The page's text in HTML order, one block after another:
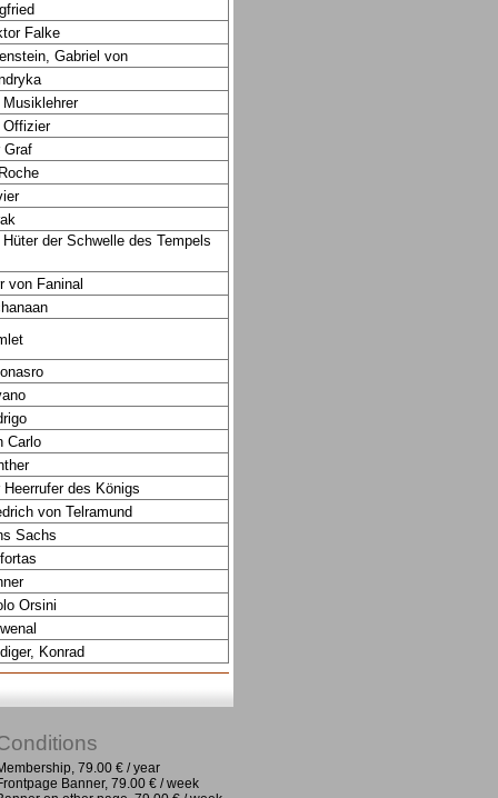
Falke
Gabriel von
Musiklehrer
Offizier
Graf
Hüter der Schwelle des Tempels
von Faninal
Carlo
Heerrufer des Königs
von Telramund
Sachs
Orsini
Konrad
79.00 € / year
Banner, 79.00 € / week